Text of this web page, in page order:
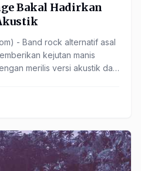
Bakal Hadirkan
- Band rock alternatif asal
kejutan manis
merilis versi akustik dari